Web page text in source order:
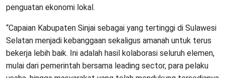
penguatan ekonomi lokal.
“Capaian Kabupaten Sinjai sebagai yang tertinggi di Sulawesi
Selatan menjadi kebanggaan sekaligus amanah untuk terus
bekerja lebih baik. Ini adalah hasil kolaborasi seluruh elemen,
mulai dari pemerintah bersama leading sector, para pelaku